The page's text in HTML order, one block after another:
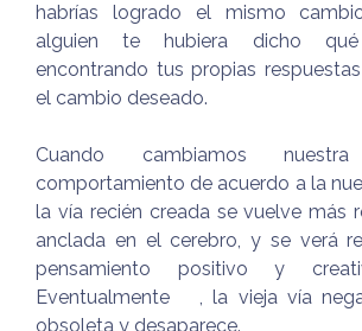
habrías logrado el mismo
alguien te hubiera dicho
encontrando tus propias
el cambio deseado.
Cuando cambiamos
comportamiento de acuerdo a la
la vía recién creada se vuelve más
anclada en el cerebro, y se verá
pensamiento positivo y
Eventualmente , la vieja vía
obsoleta y desaparece.